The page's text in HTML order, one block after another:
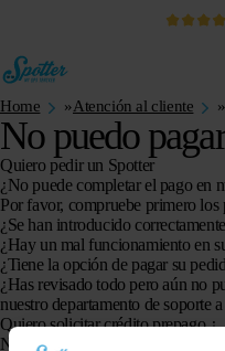
Home »Atención al cliente
No puedo pagar
Quiero pedir un Spotter
¿No puede completar el pago en
Por favor, compruebe primero los
¿Se han introducido
¿Hay un mal funcionamiento en
¿Tiene la opción de pagar su
¿Has revisado todo pero aún no
nuestro departamento de soporte
Quiero solicitar crédito prepago ¿
No puede completar el pago al